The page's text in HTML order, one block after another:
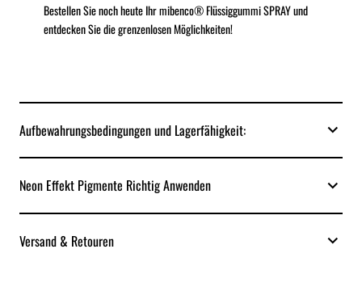
Bestellen Sie noch heute Ihr mibenco® Flüssiggummi SPRAY und
entdecken Sie die grenzenlosen Möglichkeiten!
Aufbewahrungsbedingungen und Lagerfähigkeit:
Neon Effekt Pigmente Richtig Anwenden
Versand & Retouren